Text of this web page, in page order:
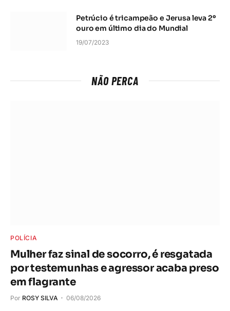
Petrúcio é tricampeão e Jerusa leva 2º
ouro em último dia do Mundial
19/07/2023
NÃO PERCA
POLÍCIA
Mulher faz sinal de socorro, é resgatada
por testemunhas e agressor acaba preso
em flagrante
Por ROSY SILVA 06/08/2026